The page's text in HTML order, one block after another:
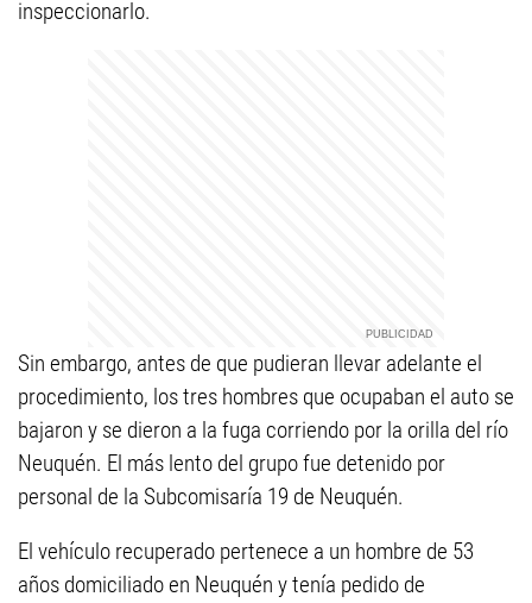
inspeccionarlo.
Sin embargo, antes de que pudieran llevar adelante el
procedimiento, los tres hombres que ocupaban el auto se
bajaron y se dieron a la fuga corriendo por la orilla del río
Neuquén. El más lento del grupo fue detenido por
personal de la Subcomisaría 19 de Neuquén.
El vehículo recuperado pertenece a un hombre de 53
años domiciliado en Neuquén y tenía pedido de